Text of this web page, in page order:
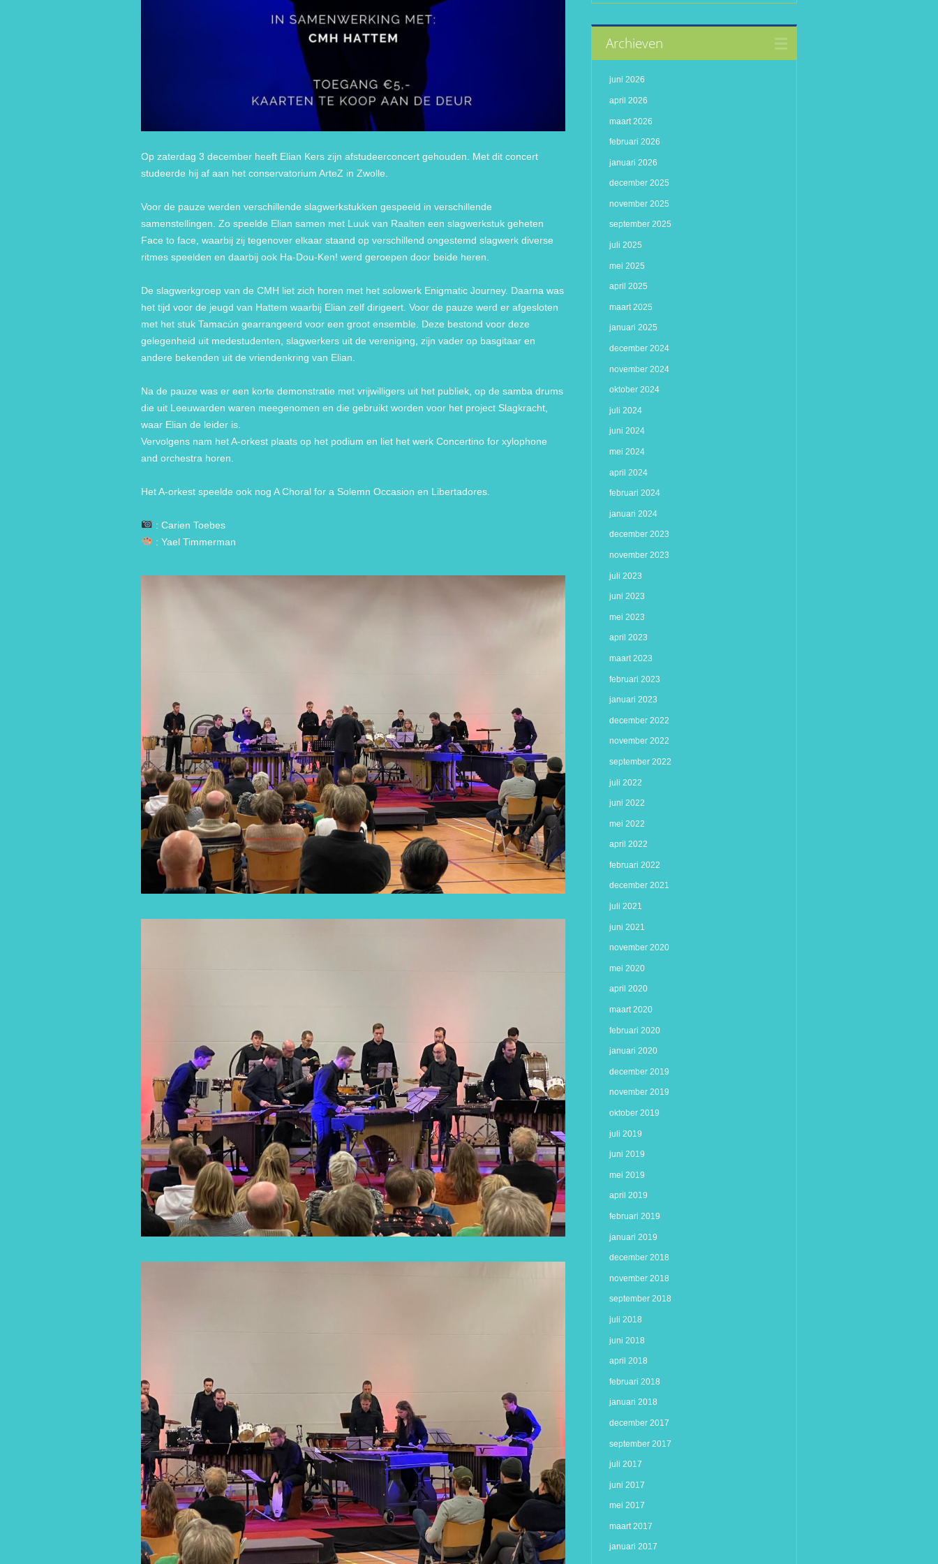
Op zaterdag 3 december heeft Elian Kers zijn afstudeerconcert gehouden. Met dit concert
studeerde hij af aan het conservatorium ArteZ in Zwolle.
Voor de pauze werden verschillende slagwerkstukken gespeeld in verschillende
samenstellingen. Zo speelde Elian samen met Luuk van Raalten een slagwerkstuk geheten
Face to face, waarbij zij tegenover elkaar staand op verschillend ongestemd slagwerk diverse
ritmes speelden en daarbij ook Ha-Dou-Ken! werd geroepen door beide heren.
De slagwerkgroep van de CMH liet zich horen met het solowerk Enigmatic Journey. Daarna was
het tijd voor de jeugd van Hattem waarbij Elian zelf dirigeert. Voor de pauze werd er afgesloten
met het stuk Tamacún gearrangeerd voor een groot ensemble. Deze bestond voor deze
gelegenheid uit medestudenten, slagwerkers uit de vereniging, zijn vader op basgitaar en
andere bekenden uit de vriendenkring van Elian.
Na de pauze was er een korte demonstratie met vrijwilligers uit het publiek, op de samba drums
die uit Leeuwarden waren meegenomen en die gebruikt worden voor het project Slagkracht,
waar Elian de leider is.
Vervolgens nam het A-orkest plaats op het podium en liet het werk Concertino for xylophone
and orchestra horen.
Het A-orkest speelde ook nog A Choral for a Solemn Occasion en Libertadores.
: Carien Toebes
: Yael Timmerman
Archieven
juni 2026
april 2026
maart 2026
februari 2026
januari 2026
december 2025
november 2025
september 2025
juli 2025
mei 2025
april 2025
maart 2025
januari 2025
december 2024
november 2024
oktober 2024
juli 2024
juni 2024
mei 2024
april 2024
februari 2024
januari 2024
december 2023
november 2023
juli 2023
juni 2023
mei 2023
april 2023
maart 2023
februari 2023
januari 2023
december 2022
november 2022
september 2022
juli 2022
juni 2022
mei 2022
april 2022
februari 2022
december 2021
juli 2021
juni 2021
november 2020
mei 2020
april 2020
maart 2020
februari 2020
januari 2020
december 2019
november 2019
oktober 2019
juli 2019
juni 2019
mei 2019
april 2019
februari 2019
januari 2019
december 2018
november 2018
september 2018
juli 2018
juni 2018
april 2018
februari 2018
januari 2018
december 2017
september 2017
juli 2017
juni 2017
mei 2017
maart 2017
januari 2017